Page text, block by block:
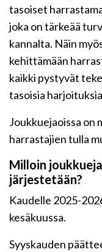
tasoiset
joka on tärkeää
kannalta. Näin
kehittämään
kaikki pystyvät
tasoisia
Joukkuejaoissa on
harrastajien tulla
Milloin
järjestetään?
Kaudelle 2025-
kesäkuussa.
Syyskauden